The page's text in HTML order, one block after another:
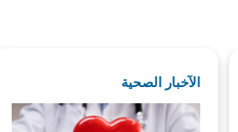
الآخبار الصحية